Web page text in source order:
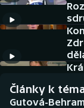
DALŠÍ SPORTY
Americký
Baseball a
Basketbal
NEPŘEHLÉDNĚTE
Soutěže
Historické
Články k
Gutová-